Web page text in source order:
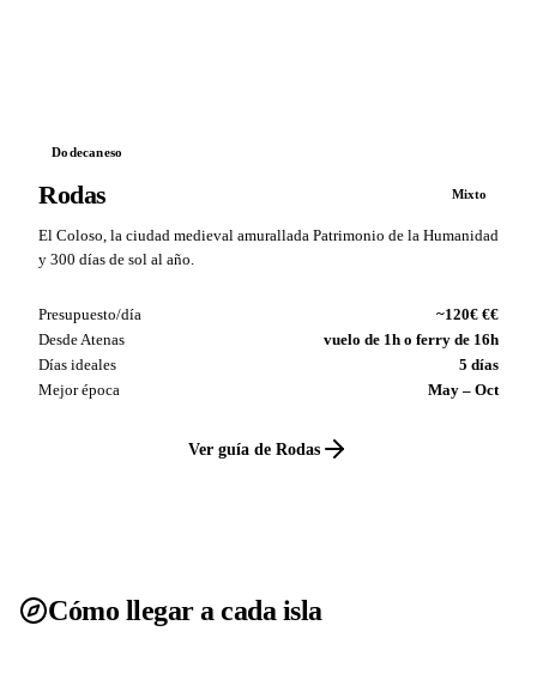
Dodecaneso
Rodas Mixto
El Coloso, la ciudad medieval amurallada Patrimonio de la Humanidad
y 300 días de sol al año.
Presupuesto/día
~120€ €€
Desde Atenas
vuelo de 1h o ferry de 16h
Días ideales
5 días
Mejor época
May – Oct
Ver guía de Rodas
Cómo llegar a cada isla